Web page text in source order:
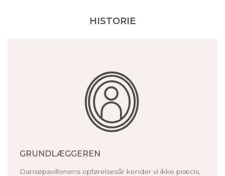
HISTORIE
GRUNDLÆGGEREN
Dansepavillonens opførelsesår kender vi ikke præcis,